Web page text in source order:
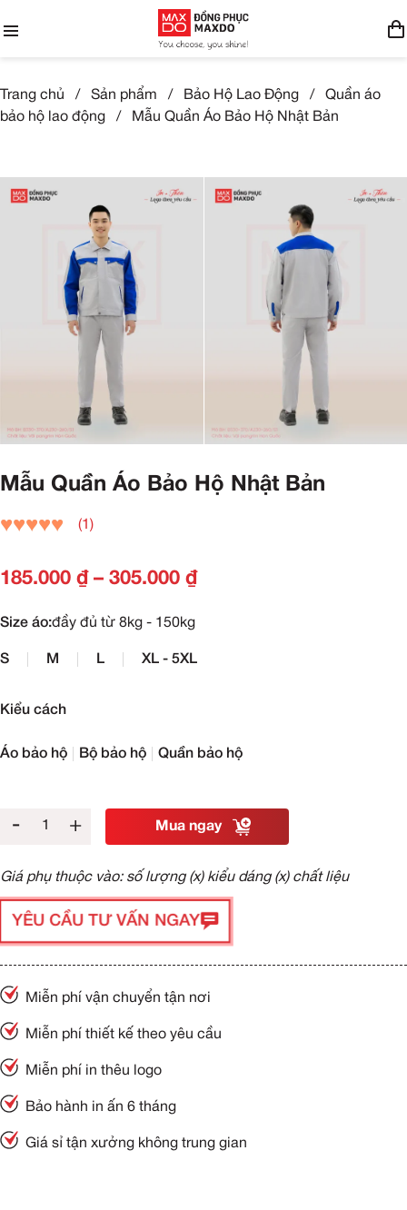
Trang chủ / Sản phẩm / Bảo Hộ Lao Động /
Quần áo
bảo hộ lao động
/ Mẫu Quần Áo Bảo Hộ Nhật Bản
Mẫu Quần Áo Bảo Hộ Nhật Bản
(1)
185.000 ₫– 305.000 ₫
Size áo:đầy đủ từ 8kg - 150kg
S M L XL - 5XL
Kiểu cách
Áo bảo hộ Bộ bảo hộ Quần bảo hộ
- + Mua ngay
Giá phụ thuộc vào: số lượng (x) kiểu dáng (x) chất liệu
YÊU CẦU TƯ VẤN NGAY
Miễn phí vận chuyển tận nơi
Miễn phí thiết kế theo yêu cầu
Miễn phí in thêu logo
Bảo hành in ấn 6 tháng
Giá sỉ tận xưởng không trung gian